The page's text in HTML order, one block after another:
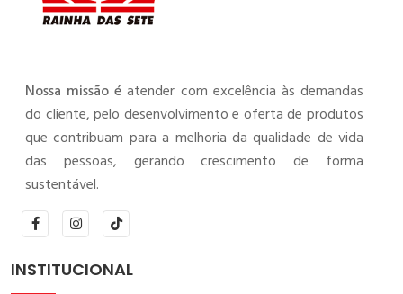
Nossa missão é atender com excelência às demandas
do cliente, pelo desenvolvimento e oferta de produtos
que contribuam para a melhoria da qualidade de vida
das pessoas, gerando crescimento de forma
sustentável.
INSTITUCIONAL